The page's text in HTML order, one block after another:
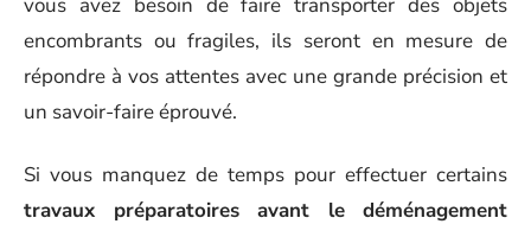
encombrants ou fragiles, ils seront en mesure de
répondre à vos attentes avec une grande précision et
un savoir-faire éprouvé.
Si vous manquez de temps pour effectuer certains
travaux préparatoires avant le déménagement